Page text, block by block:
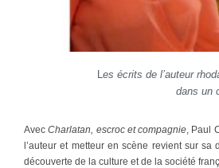
es écrits de l’auteur
dans un
AvecCharlatan, escroc et compagnie , Paul
l’auteur et metteur en scène revient sur
découverte de la culture et de la société